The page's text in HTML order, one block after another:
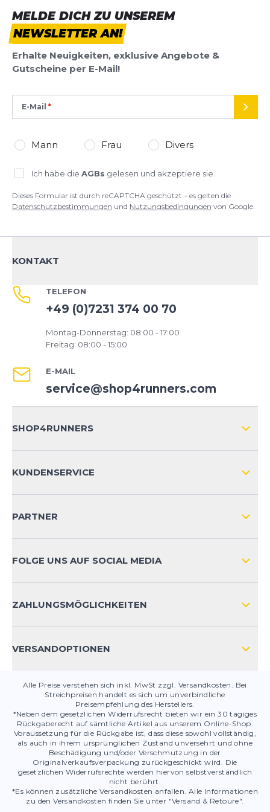
Dieses Formular ist durch reCAPTCHA geschützt – es gelten die
Datenschutzbestimmungenund
Google.
MELDE DICH ZU UNSEREM
NEWSLETTER AN!
Erhalte Neuigkeiten, exklusive Angebote &
Gutscheine per E-Mail!
E-Mail
Mann Frau Divers
Ich habe die AGBs gelesen und akzeptiere sie.
Dieses Formular ist durch reCAPTCHA geschützt – es gelten die
Datenschutzbestimmungen und Nutzungsbedingungen von Google.
KONTAKT
TELEFON
+49 (0)7231 374 00 70
Montag-Donnerstag: 08:00 - 17:00
Freitag: 08:00 - 15:00
E-MAIL
service@shop4runners.com
SHOP4RUNNERS
KUNDENSERVICE
KONTAKT
PRODUKTSICHERHEIT
PARTNER
FOLGE UNS AUF SOCIAL MEDIA
ZAHLUNGSMÖGLICHKEITEN
VERSANDOPTIONEN
Alle Preise verstehen sich inkl. MwSt zzgl. Versandkosten. Bei
Streichpreisen handelt es sich um unverbindliche
Preisempfehlung des Herstellers.
*Neben dem gesetzlichen Widerrufsrecht bieten wir ein 30 tägiges
Rückgaberecht auf sämtliche Artikel aus unserem Online-Shop.
Voraussetzung für die Rückgabe ist, dass diese sowohl vollständig,
als auch in ihrem ursprünglichen Zustand unversehrt und ohne
Beschädigung und/oder Verschmutzung in der
Originalverkaufsverpackung zurückgeschickt wird. Die
gesetzlichen Widerrufsrechte werden hiervon selbstverständlich
nicht berührt.
*Es können zusätzliche Versandkosten anfallen. Alle Informationen
zu den Versandkosten finden Sie unter "Versand & Retoure".